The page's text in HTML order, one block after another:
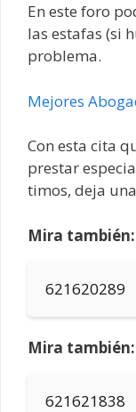
En este foro
las estafas (si
problema.
Mejores
Con esta cita
prestar
timos, deja
Mira también:
621620289
Mira también:
621621838